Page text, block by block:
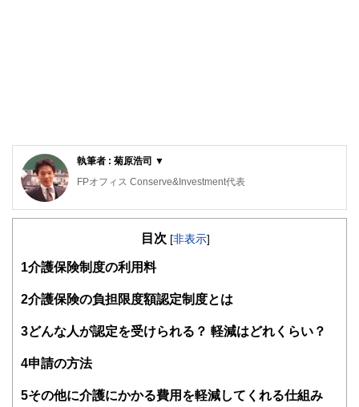
執筆者 : 菊原浩司 ▼
FPオフィス Conserve&Investment代表
2級ファイナンシャルプランニング技能士、管理業務主任
画）→ Do（実行）→ Check（評価）→ Act（改善）のPDCA
特に人生で最も高額な買い物である不動産と各種保険は人生
資金計画やリスク管理の乱れは最終的に老後貧困・老後破た
んとして表れます。
し、資金計画改善のお手伝いをしていきます。
http://conserve-investment.livedoor.biz/
目次 [非表示]
1介護保険制度の利用料
2介護保険の負担限度額認定制度とは
3どんな人が認定を受けられる？ 軽減はどれくらい？
4申請の方法
5その他に介護にかかる費用を軽減してくれる仕組み